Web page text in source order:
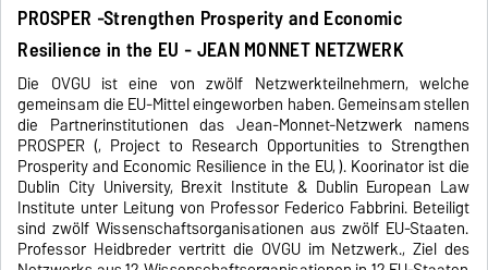
PROSPER -Strengthen Prosperity and Economic
Resilience in the EU - JEAN MONNET NETZWERK
Die OVGU ist eine von zwölf Netzwerkteilnehmern, welche
gemeinsam die EU-Mittel eingeworben haben. Gemeinsam stellen
die Partnerinstitutionen das Jean-Monnet-Netzwerk namens
PROSPER (, Project to Research Opportunities to Strengthen
Prosperity and Economic Resilience in the EU, ). Koorinator ist die
Dublin City University, Brexit Institute & Dublin European Law
Institute unter Leitung von Professor Federico Fabbrini. Beteiligt
sind zwölf Wissenschaftsorganisationen aus zwölf EU-Staaten.
Professor Heidbreder vertritt die OVGU im Netzwerk., Ziel des